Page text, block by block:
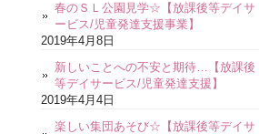
春のＳＬ公園見学☆【放課後等デイサ
ービス/児童発達支援事業】
2019年4月8日
新しいことへの不安と期待…【放課後
等デイサービス/児童発達支援】
2019年4月4日
楽しい集団あそび☆【放課後等デイサ